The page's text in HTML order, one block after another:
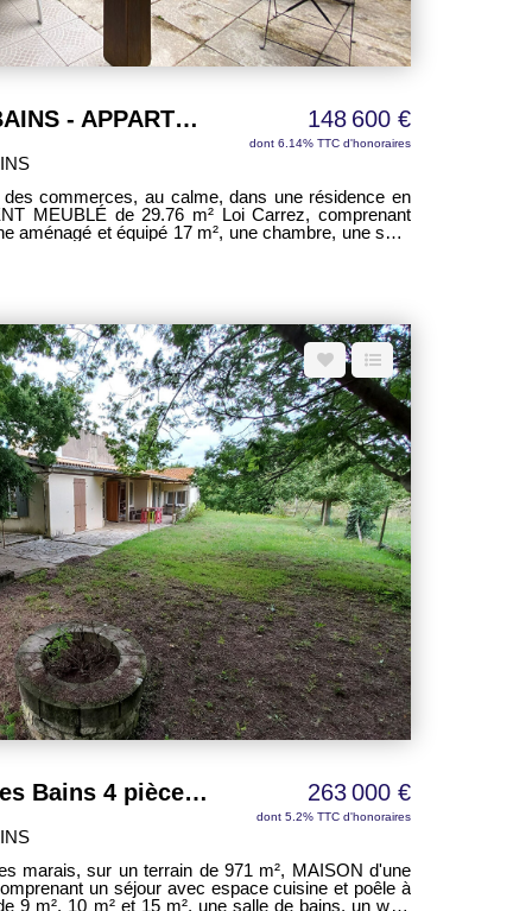
SAINT-TROJAN-LES-BAINS - APPARTEMENT 2 pièces de 29,76m² 148 600 €
dont 6.14% TTC d'honoraires
commerces, au calme, dans une résidence en
MEUBLÉ de 29.76 m² Loi Carrez, comprenant
aménagé et équipé 17 m², une chambre, une salle
Maison Saint Trojan Les Bains 4 pièces 88,50 m² hab. 263 000 €
dont 5.2% TTC d'honoraires
marais, sur un terrain de 971 m², MAISON d'une
un séjour avec espace cuisine et poêle à
9 m², 10 m² et 15 m², une salle de bains, un wc -